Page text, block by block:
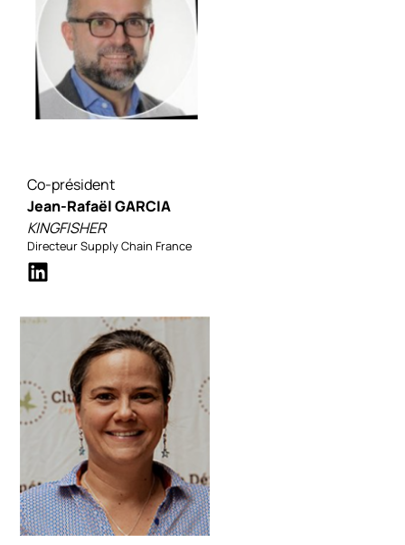
Co-président
Jean-Rafaël GARCIA
KINGFISHER
Directeur Supply Chain France